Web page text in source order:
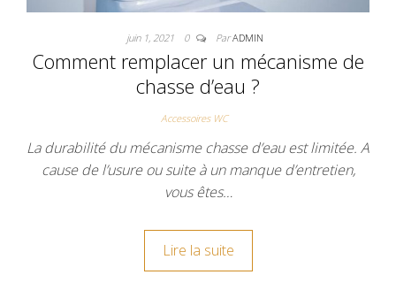
juin 1, 2021 0 ParADMIN
Comment remplacer un mécanisme de
chasse d’eau ?
Accessoires WC
La durabilité du mécanisme chasse d’eau est limitée. A
cause de l’usure ou suite à un manque d’entretien,
vous êtes…
Lire la suite